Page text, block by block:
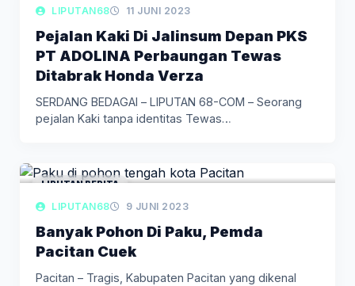
LIPUTAN DAERAH
LIPUTAN68 11 JUNI 2023
Pejalan Kaki Di Jalinsum Depan PKS
PT ADOLINA Perbaungan Tewas
Ditabrak Honda Verza
SERDANG BEDAGAI – LIPUTAN 68-COM – Seorang
pejalan Kaki tanpa identitas Tewas…
LIPUTAN BERITA
LIPUTAN68 9 JUNI 2023
Banyak Pohon Di Paku, Pemda
Pacitan Cuek
Pacitan – Tragis, Kabupaten Pacitan yang dikenal